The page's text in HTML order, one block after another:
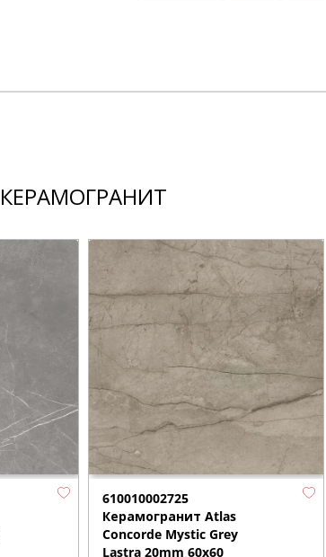
КЕРАМОГРАНИТ
610010002725
Керамогранит Atlas
Concorde Mystic Grey
Lastra 20mm 60x60